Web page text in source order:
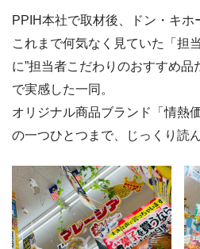
PPIH本社で取材後、ドン・キホ
これまで何気なく見ていた「担
に”担当者こだわりのおすすめ
で実感した一同。
オリジナル商品ブランド「情熱
の一つひとつまで、じっくり読